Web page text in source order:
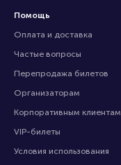
Помощь
Оплата и доставка
Частые вопросы
Перепродажа билетов
Организаторам
Корпоративным клиентам
VIP-билеты
Условия использования